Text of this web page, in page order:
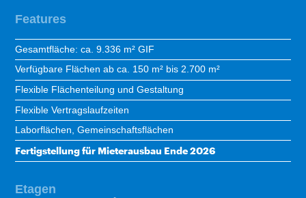
Features
Gesamtfläche: ca. 9.336 m² GIF
Verfügbare Flächen ab ca. 150 m² bis 2.700 m²
Flexible Flächenteilung und Gestaltung
Flexible Vertragslaufzeiten
Laborflächen, Gemeinschaftsflächen
Fertigstellung für Mieterausbau Ende 2026
Etagen